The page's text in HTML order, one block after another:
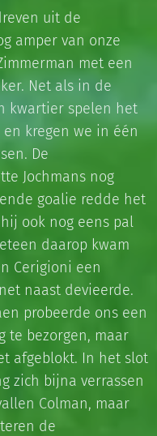
uit de
amper van onze
met een
Net als in de
kwartier spelen het
kregen we in één
De
Jochmans nog
goalie redde het
ook nog eens pal
daarop kwam
Cerigioni een
naast devieerde.
probeerde ons een
te bezorgen, maar
afgeblokt. In het slot
zich bijna verrassen
Colman, maar
de